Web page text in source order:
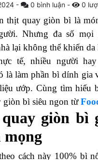
- 0 bình luận - 0
thịt quay giòn bì là
Nhưng đa số
lại không thể khiến
tế, nhiều người
là làm phần bì dính gia
ướp. Cùng tìm hiểu
giòn bì siêu ngon từ
giòn bì
mọng
cách này 100% bì